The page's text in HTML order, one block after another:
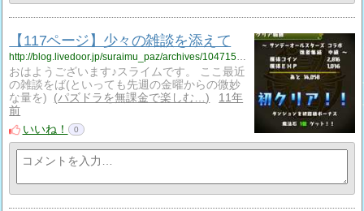
【117ページ】少々の雑談を添えて
http://blog.livedoor.jp/suraimu_paz/archives/1047152938.html
おはようございます♪スライムです。 ここ最近
の雑談をば(といっても先週の金曜からの微妙
な量を)
パズドラを無課金で楽しむ…
11年
前
いいね！
0